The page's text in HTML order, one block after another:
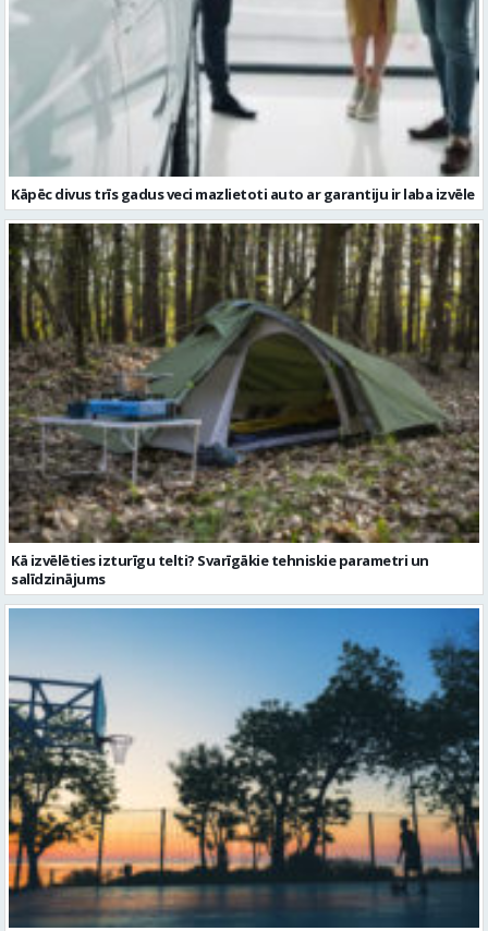
Kāpēc divus trīs gadus veci mazlietoti auto ar garantiju ir laba izvēle
Kā izvēlēties izturīgu telti? Svarīgākie tehniskie parametri un
salīdzinājums